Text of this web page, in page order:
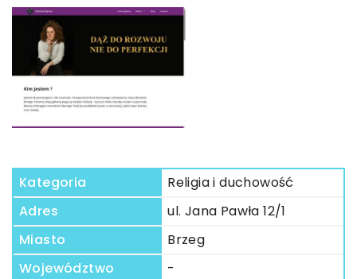
Kategoria
Religia i duchowość
Adres
ul. Jana Pawła 12/1
Miasto
Brzeg
Województwo
-